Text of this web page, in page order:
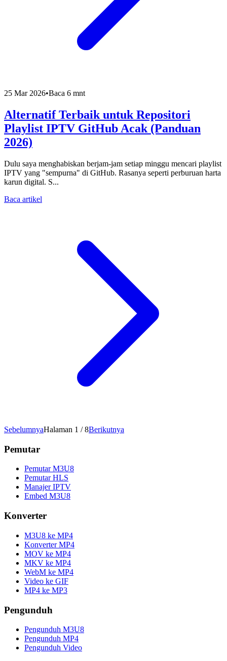
25 Mar 2026•Baca 6 mnt
Alternatif Terbaik untuk Repositori
Playlist IPTV GitHub Acak (Panduan
2026)
Dulu saya menghabiskan berjam-jam setiap minggu mencari playlist
IPTV yang "sempurna" di GitHub. Rasanya seperti perburuan harta
karun digital. S...
Baca artikel
SebelumnyaHalaman 1 / 8Berikutnya
Pemutar
Pemutar M3U8
Pemutar HLS
Manajer IPTV
Embed M3U8
Konverter
M3U8 ke MP4
Konverter MP4
MOV ke MP4
MKV ke MP4
WebM ke MP4
Video ke GIF
MP4 ke MP3
Pengunduh
Pengunduh M3U8
Pengunduh MP4
Pengunduh Video